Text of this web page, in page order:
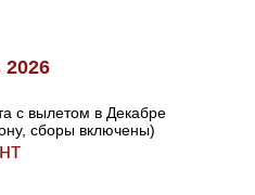
с вылетом в Декабре
сборы включены)